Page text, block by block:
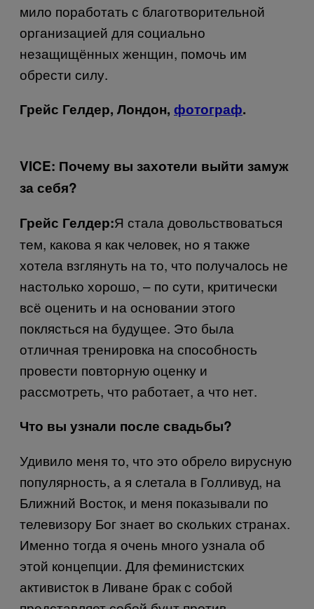
мило поработать с благотворительной
организацией для социально
незащищённых женщин, помочь им
обрести силу.
Грейс Гелдер, Лондон, фотограф.
VICE: Почему вы захотели выйти замуж
за себя?
Грейс Гелдер:Я стала довольствоваться
тем, какова я как человек, но я также
хотела взглянуть на то, что получалось не
настолько хорошо, – по сути, критически
всё оценить и на основании этого
поклясться на будущее. Это была
отличная тренировка на способность
провести повторную оценку и
рассмотреть, что работает, а что нет.
Что вы узнали после свадьбы?
Удивило меня то, что это обрело вирусную
популярность, а я слетала в Голливуд, на
Ближний Восток, и меня показывали по
телевизору Бог знает во скольких странах.
Именно тогда я очень много узнала об
этой концепции. Для феминистских
активисток в Ливане брак с собой